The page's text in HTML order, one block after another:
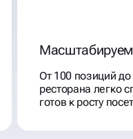
От 100 позиций
ресторана легко
готов к росту